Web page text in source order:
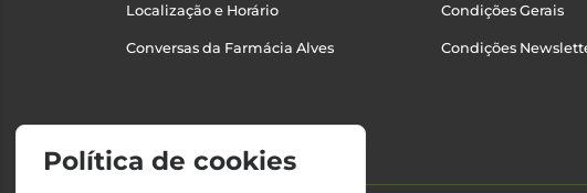
Localização e Horário
Conversas da Farmácia Alves
Condições Gerais
Condições
Política de cookies